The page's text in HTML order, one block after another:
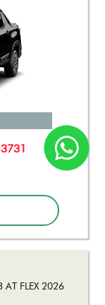
AT FLEX 2026